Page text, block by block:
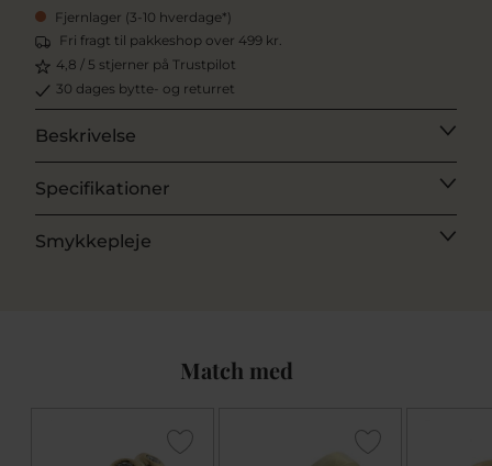
Fjernlager (3-10 hverdage*)
Fri fragt til pakkeshop over 499 kr.
4,8 / 5 stjerner på Trustpilot
30 dages bytte- og returret
Beskrivelse
Specifikationer
Smykkepleje
Match med